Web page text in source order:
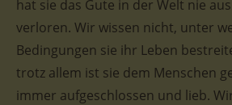
hat sie das Gute in der Welt nie
verloren. Wir wissen nicht, unter
Bedingungen sie ihr Leben
trotz allem ist sie dem Menschen
immer aufgeschlossen und lieb.